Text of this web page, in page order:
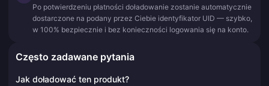
Po potwierdzeniu płatności doładowanie zostanie automatycznie
dostarczone na podany przez Ciebie identyfikator UID — szybko,
w 100% bezpiecznie i bez konieczności logowania się na konto.
Często zadawane pytania
Jak doładować ten produkt?